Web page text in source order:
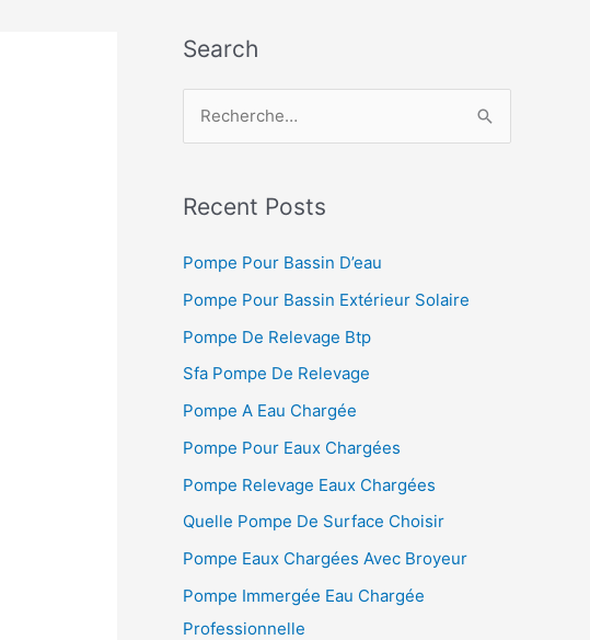
Search
h
r
c
h
e
r
Recent Posts
Pompe Pour Bassin D’eau
Pompe Pour Bassin Extérieur Solaire
Pompe De Relevage Btp
Sfa Pompe De Relevage
Pompe A Eau Chargée
Pompe Pour Eaux Chargées
Pompe Relevage Eaux Chargées
Quelle Pompe De Surface Choisir
Pompe Eaux Chargées Avec Broyeur
Pompe Immergée Eau Chargée
Professionnelle